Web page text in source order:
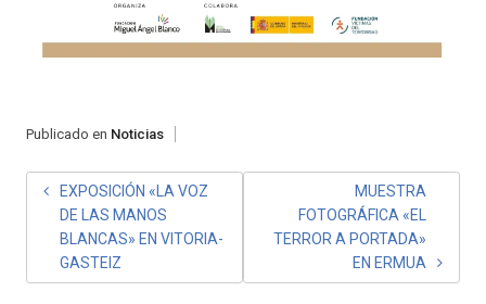
Publicado en Noticias
NAVEGACIÓN
ENTRADAS
EXPOSICIÓN «LA VOZ
DE LAS MANOS
BLANCAS» EN VITORIA-
GASTEIZ
MUESTRA
FOTOGRÁFICA «EL
TERROR A PORTADA»
EN ERMUA